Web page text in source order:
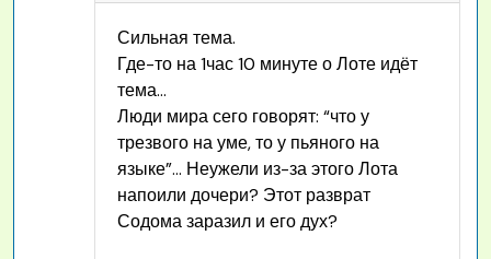
Сильная тема.
Где-то на 1час 10 минуте о Лоте идёт
тема…
Люди мира сего говорят: “что у
трезвого на уме, то у пьяного на
языке”… Неужели из-за этого Лота
напоили дочери? Этот разврат
Содома заразил и его дух?